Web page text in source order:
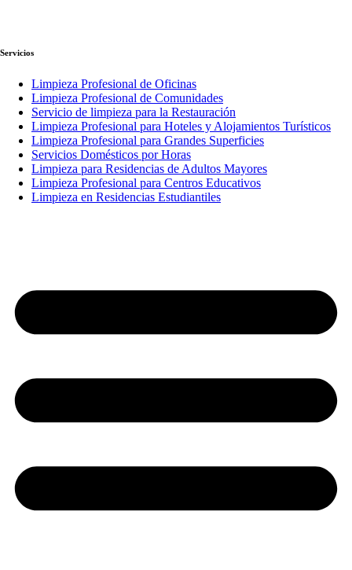
Servicios
Limpieza Profesional de Oficinas
Limpieza Profesional de Comunidades
Servicio de limpieza para la Restauración
Limpieza Profesional para Hoteles y Alojamientos Turísticos
Limpieza Profesional para Grandes Superficies
Servicios Domésticos por Horas
Limpieza para Residencias de Adultos Mayores
Limpieza Profesional para Centros Educativos
Limpieza en Residencias Estudiantiles